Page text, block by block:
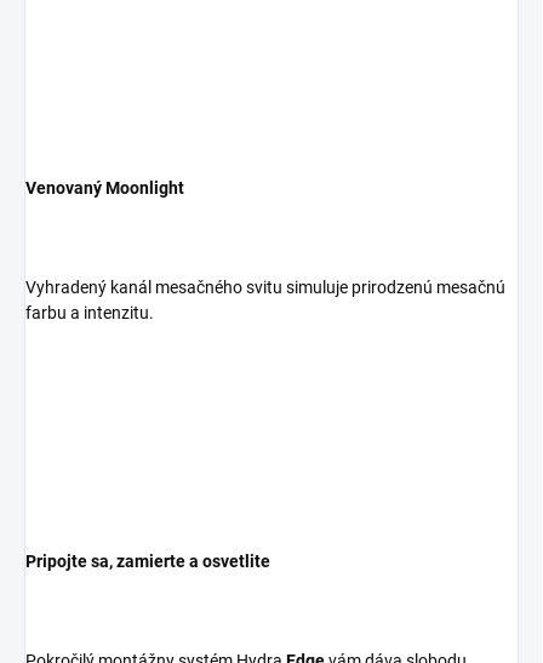
Venovaný Moonlight
Vyhradený kanál mesačného svitu simuluje prirodzenú mesačnú
farbu a intenzitu.
Pripojte sa, zamierte a osvetlite